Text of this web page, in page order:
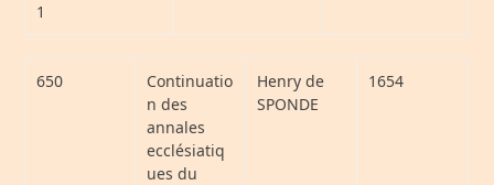
1
650
Continuatio
n des
annales
ecclésiatiq
ues du
Henry de
SPONDE
1654